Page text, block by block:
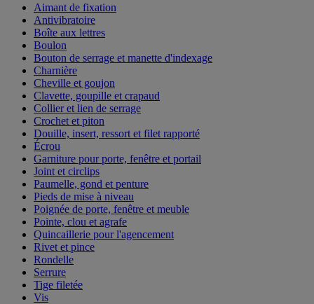
Aimant de fixation
Antivibratoire
Boîte aux lettres
Boulon
Bouton de serrage et manette d'indexage
Charnière
Cheville et goujon
Clavette, goupille et crapaud
Collier et lien de serrage
Crochet et piton
Douille, insert, ressort et filet rapporté
Écrou
Garniture pour porte, fenêtre et portail
Joint et circlips
Paumelle, gond et penture
Pieds de mise à niveau
Poignée de porte, fenêtre et meuble
Pointe, clou et agrafe
Quincaillerie pour l'agencement
Rivet et pince
Rondelle
Serrure
Tige filetée
Vis